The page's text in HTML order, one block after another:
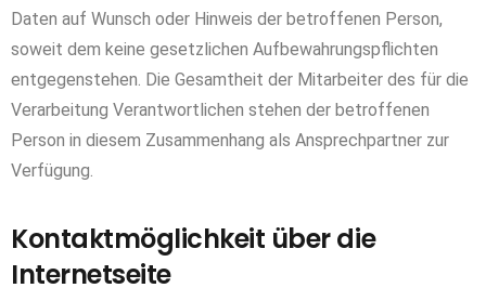
Daten auf Wunsch oder Hinweis der betroffenen Person,
soweit dem keine gesetzlichen Aufbewahrungspflichten
entgegenstehen. Die Gesamtheit der Mitarbeiter des für die
Verarbeitung Verantwortlichen stehen der betroffenen
Person in diesem Zusammenhang als Ansprechpartner zur
Verfügung.
Kontaktmöglichkeit über die
Internetseite